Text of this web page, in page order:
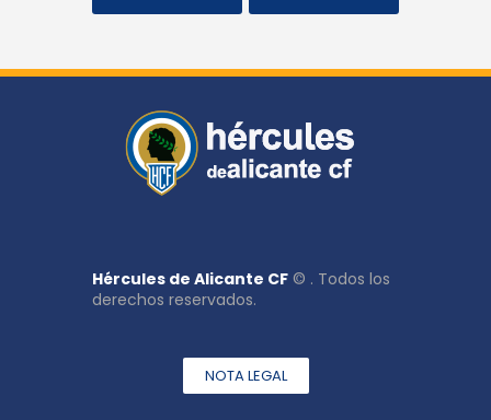
Hércules de Alicante CF © . Todos los
derechos reservados.
NOTA LEGAL